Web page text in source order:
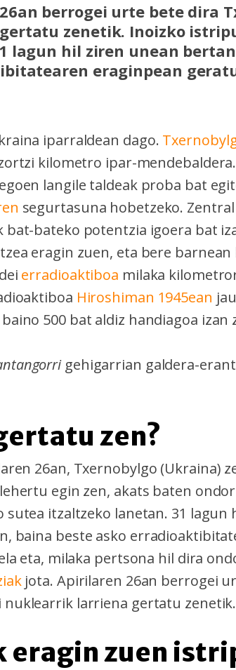
berrogei urte bete dira
zenetik. Inoizko
lagun hil ziren unean
eraginpean
iparraldean dago.
kilometro ipar-
langile taldeak proba bat
segurtasuna hobetzeko.
bat-bateko potentzia igoera bat
eragin zuen, eta bere
erradioaktiboa milaka
Hiroshiman 1945ean
500 bat aldiz handiagoa izan
gehigarrian galdera-
zen?
26an, Txernobylgo (Ukraina)
egin zen, akats baten
sutea itzaltzeko lanetan. 31
baina beste asko
eta, milaka pertsona hil dira
jota. Apirilaren 26an berrogei
nuklearrik larriena gertatu zenetik.
eragin zuen